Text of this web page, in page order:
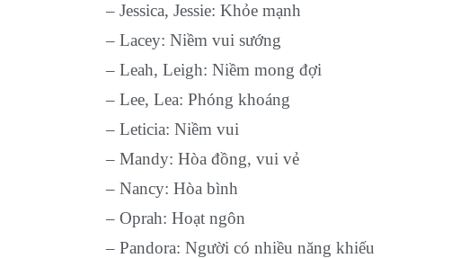
– Jessica, Jessie: Khỏe mạnh
– Lacey: Niềm vui sướng
– Leah, Leigh: Niềm mong đợi
– Lee, Lea: Phóng khoáng
– Leticia: Niềm vui
– Mandy: Hòa đồng, vui vẻ
– Nancy: Hòa bình
– Oprah: Hoạt ngôn
– Pandora: Người có nhiều năng khiếu